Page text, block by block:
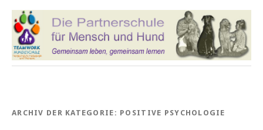
ARCHIV DER KATEGORIE: POSITIVE PSYCHOLOGIE